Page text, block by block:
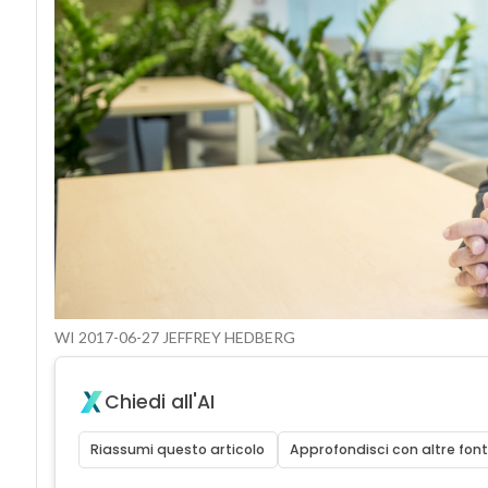
WI 2017-06-27 JEFFREY HEDBERG
Chiedi all'AI
Riassumi questo articolo Approfondisci con altre